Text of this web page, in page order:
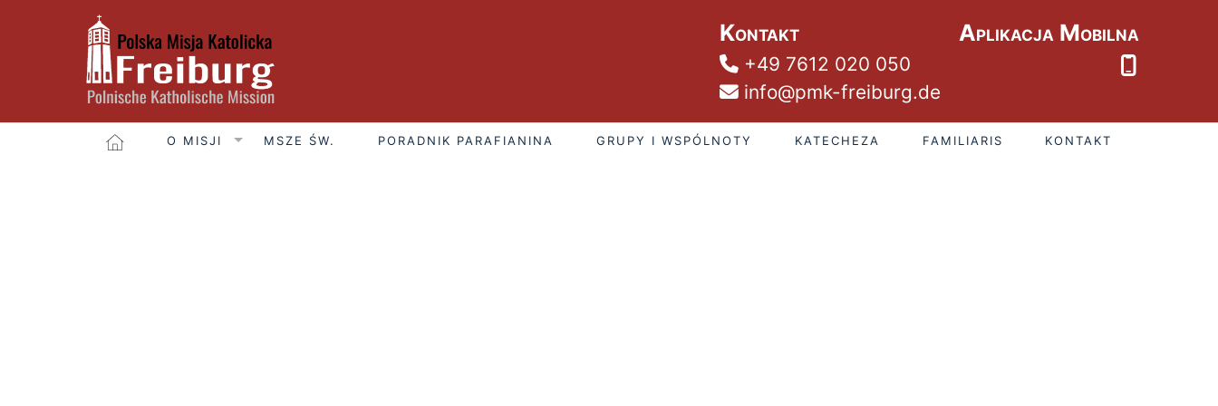
Kontakt
+49 7612 020 050
info@pmk-freiburg.de
Aplikacja Mobilna
O MISJI MSZE ŚW. PORADNIK PARAFIANINA GRUPY I WSPÓLNOTY KATECHEZA FAMILIARIS KONTAKT